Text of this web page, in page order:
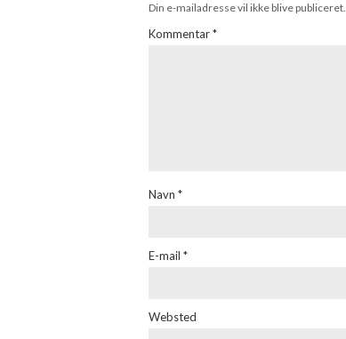
Din e-mailadresse vil ikke blive publiceret.
Kommentar*
Navn *
E-mail *
Websted